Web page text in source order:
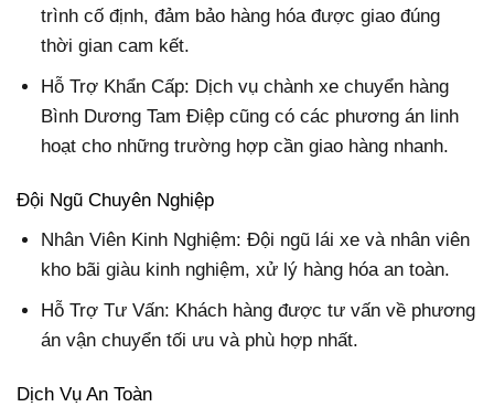
trình cố định, đảm bảo hàng hóa được giao đúng
thời gian cam kết.
Hỗ Trợ Khẩn Cấp: Dịch vụ chành xe chuyển hàng
Bình Dương Tam Điệp cũng có các phương án linh
hoạt cho những trường hợp cần giao hàng nhanh.
Đội Ngũ Chuyên Nghiệp
Nhân Viên Kinh Nghiệm:Đội ngũ lái xe và nhân viên
kho bãi giàu kinh nghiệm, xử lý hàng hóa an toàn.
Hỗ Trợ Tư Vấn: Khách hàng được tư vấn về phương
án vận chuyển tối ưu và phù hợp nhất.
Dịch Vụ An Toàn